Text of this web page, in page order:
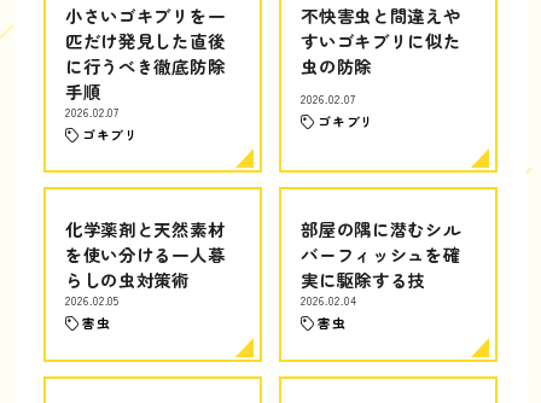
小さいゴキブリを一
匹だけ発見した直後
に行うべき徹底防除
手順
2026.02.07
ゴキブリ
不快害虫と間違えや
すいゴキブリに似た
虫の防除
2026.02.07
ゴキブリ
化学薬剤と天然素材
を使い分ける一人暮
らしの虫対策術
2026.02.05
害虫
部屋の隅に潜むシル
バーフィッシュを確
実に駆除する技
2026.02.04
害虫